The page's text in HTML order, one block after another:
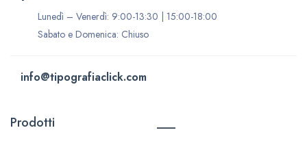
Lunedì – Venerdì: 9:00-13:30 | 15:00-18:00
Sabato e Domenica: Chiuso
info@tipografiaclick.com
Prodotti ___